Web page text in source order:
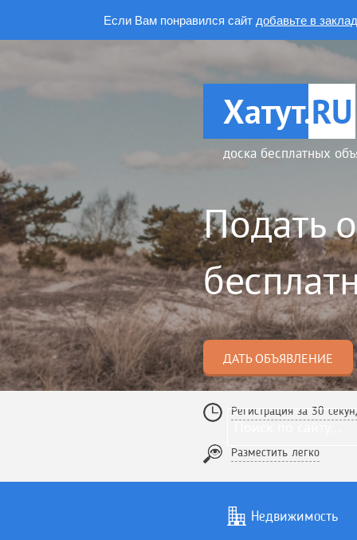
Если Вам понравился сайт добавьте в
Хатут.RU
доска бесплатных
Подать
ДАТЬ ОБЪЯВЛЕНИЕ
Регистрация за 30
Разместить легко
Недвижимость